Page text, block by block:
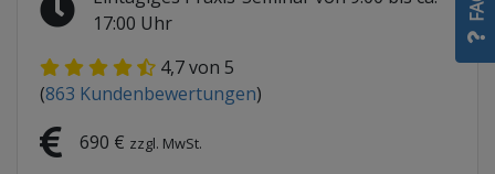
17:00 Uhr
4,7von 5
(863 Kundenbewertungen)
690 € zzgl. MwSt.